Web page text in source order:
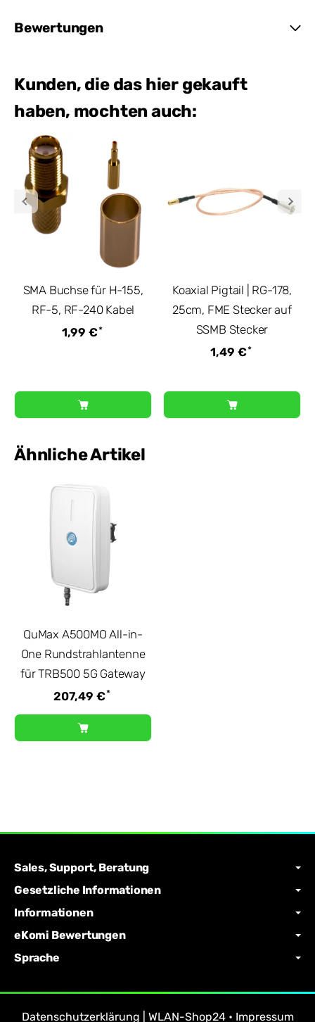
Bewertungen
Kunden, die das hier gekauft
haben, mochten auch:
SMA Buchse für H-155,
RF-5, RF-240 Kabel
1,99 €*
Koaxial Pigtail | RG-178,
25cm, FME Stecker auf
SSMB Stecker
1,49 €*
Ähnliche Artikel
QuMax A500MO All-in-
One Rundstrahlantenne
für TRB500 5G Gateway
207,49 €*
Sales, Support, Beratung
Gesetzliche Informationen
Informationen
eKomi Bewertungen
Sprache
Datenschutzerklärung | WLAN-Shop24 • Impressum